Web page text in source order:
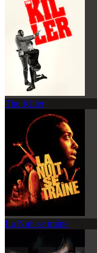
The Killer
La Nuit se traîne